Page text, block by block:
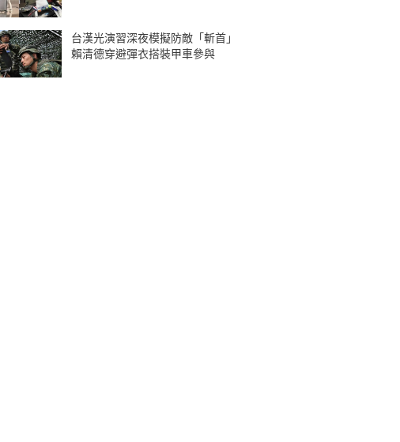
台漢光演習深夜模擬防敵「斬首」
賴清德穿避彈衣搭裝甲車參與